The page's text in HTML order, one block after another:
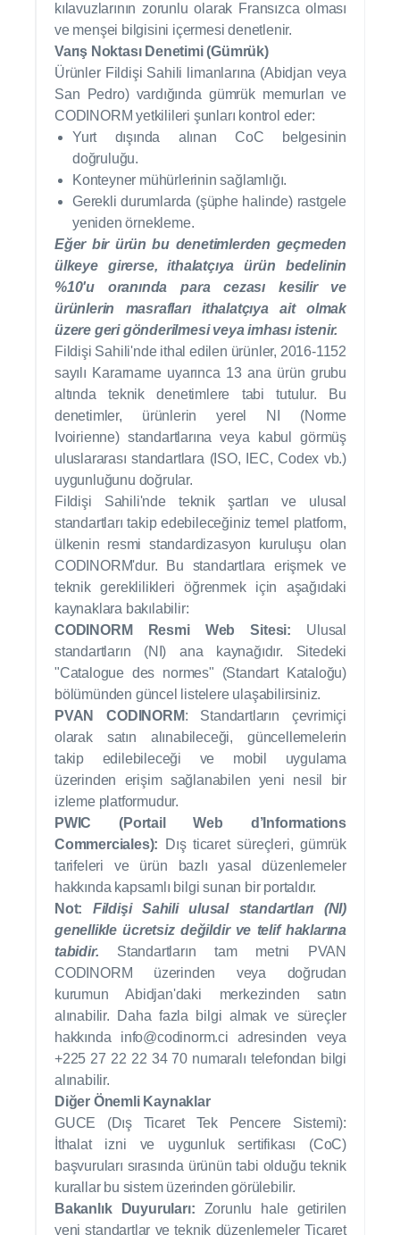
kılavuzlarının zorunlu olarak Fransızca olması
ve menşei bilgisini içermesi denetlenir.
Varış Noktası Denetimi (Gümrük)
Ürünler Fildişi Sahili limanlarına (Abidjan veya
San Pedro) vardığında gümrük memurları ve
CODINORM yetkilileri şunları kontrol eder:
Yurt dışında alınan CoC belgesinin
doğruluğu.
Konteyner mühürlerinin sağlamlığı.
Gerekli durumlarda (şüphe halinde) rastgele
yeniden örnekleme.
Eğer bir ürün bu denetimlerden geçmeden
ülkeye girerse, ithalatçıya ürün bedelinin
%10'u oranında para cezası kesilir ve
ürünlerin masrafları ithalatçıya ait olmak
üzere geri gönderilmesi veya imhası istenir.
Fildişi Sahili'nde ithal edilen ürünler, 2016-1152
sayılı Kararname uyarınca 13 ana ürün grubu
altında teknik denetimlere tabi tutulur. Bu
denetimler, ürünlerin yerel NI (Norme
Ivoirienne) standartlarına veya kabul görmüş
uluslararası standartlara (ISO, IEC, Codex vb.)
uygunluğunu doğrular.
Fildişi Sahili'nde teknik şartları ve ulusal
standartları takip edebileceğiniz temel platform,
ülkenin resmi standardizasyon kuruluşu olan
CODINORM'dur. Bu standartlara erişmek ve
teknik gereklilikleri öğrenmek için aşağıdaki
kaynaklara bakılabilir:
CODINORM Resmi Web Sitesi: Ulusal
standartların (NI) ana kaynağıdır. Sitedeki
"Catalogue des normes" (Standart Kataloğu)
bölümünden güncel listelere ulaşabilirsiniz.
PVAN CODINORM: Standartların çevrimiçi
olarak satın alınabileceği, güncellemelerin
takip edilebileceği ve mobil uygulama
üzerinden erişim sağlanabilen yeni nesil bir
izleme platformudur.
PWIC (Portail Web d’Informations
Commerciales): Dış ticaret süreçleri, gümrük
tarifeleri ve ürün bazlı yasal düzenlemeler
hakkında kapsamlı bilgi sunan bir portaldır.
Not:
Fildişi Sahili ulusal standartları (NI)
genellikle ücretsiz değildir ve telif haklarına
tabidir. Standartların tam metni PVAN
CODINORM üzerinden veya doğrudan
kurumun Abidjan'daki merkezinden satın
alınabilir. Daha fazla bilgi almak ve süreçler
hakkında info@codinorm.ci adresinden veya
+225 27 22 22 34 70 numaralı telefondan bilgi
alınabilir.
Diğer Önemli Kaynaklar
GUCE (Dış Ticaret Tek Pencere Sistemi):
İthalat izni ve uygunluk sertifikası (CoC)
başvuruları sırasında ürünün tabi olduğu teknik
kurallar bu sistem üzerinden görülebilir.
Bakanlık Duyuruları: Zorunlu hale getirilen
yeni standartlar ve teknik düzenlemeler Ticaret